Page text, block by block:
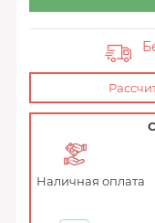
Наличная оплата